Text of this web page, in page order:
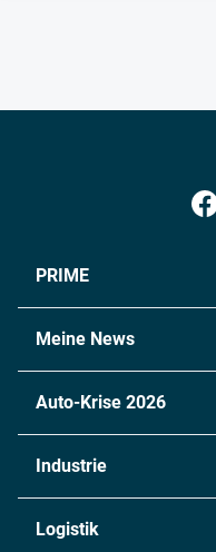
PRIME
Meine News
Auto-Krise 2026
Industrie
Logistik